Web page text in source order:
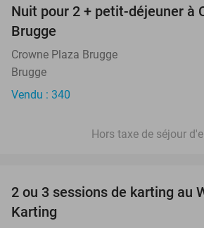
Nuit pour 2 + petit-déjeuner à
Brugge
Crowne Plaza Brugge
Brugge
Vendu : 340
Hors taxe de séjour
2 ou 3 sessions de karting au
Karting